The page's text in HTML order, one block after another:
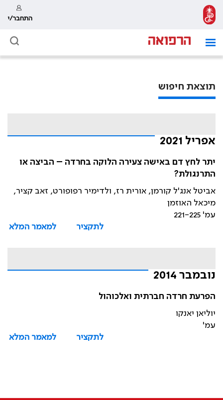
התחבר/י
תוצאת חיפוש
אפריל 2021
יתר לחץ דם באישה צעירה הלוקה בחרדה – הביצה או
התרנגולת?
אביטל אנג'ל קורמן, אורית רז, ולדימיר רפופורט, זאב קציר,
מיכאל האוזמן
עמ' 221-225
לתקציר
למאמר המלא
נובמבר 2014
הפרעת חרדה חברתית ואלכוהול
יוליאן יאנקו
עמ'
לתקציר
למאמר המלא